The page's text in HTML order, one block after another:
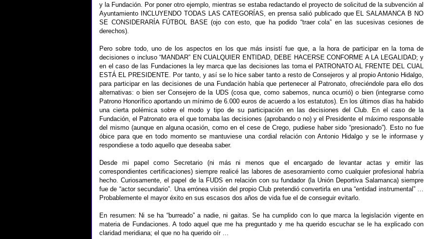
y la Fundación. Por poner otro ejemplo, mientras se estaba redactando el proyecto de solicitud de la subvención al
Ayuntamiento INCLUYENDO TODAS LAS CATEGORÍAS, en prensa salió publicado que EL SALAMANCA B NO
SE CONSIDERARÍA FÚTBOL BASE (ojo con esto, que ha podido “traer cola” en las sucesivas cesiones de
derechos).
Pero sobre todo, uno de los aspectos en los que más insistí fue que, a la hora de participar en la toma de
decisiones o incluso “MANDAR” EN CUALQUIER ENTIDAD, DEBE HACERSE CONFORME A LA LEGALIDAD; y
en el caso de las Fundaciones la ley marca que las decisiones las toma el PATRONATO AL FRENTE DEL CUAL
ESTÁ EL PRESIDENTE. Por tanto, y así se lo hice saber tanto a resto de Consejeros y al propio Antonio Hidalgo,
para participar en las decisiones de una Fundación había que pertenecer al Patronato, ofreciéndole para ello dos
alternativas: o bien ser Consejero de la UDS (cosa que, como sabemos, nunca ocurrió) o bien (integrarse como
Patrono Honorífico aportando un mínimo de 6.000 euros de acuerdo a los estatutos). En los últimos días ha habido
una cierta polémica sobre el modo y tipo de su participación en las decisiones del Club. En el caso de la
Fundación, el Patronato era el que tomaba las decisiones (aprobando o no) y el Presidente el máximo responsable
del mismo (aunque en alguna ocasión, como en el cese de Crego, pudiese haber sido “presionado”). Esto no fue
óbice para que en todo momento se mantuviese una cordial relación con Antonio Hidalgo y se le informase y
respondiese a todo aquello que deseaba saber.
Desde mi papel como Secretario (ni más ni menos que el encargado de levantar actas y emitir las
correspondientes certificaciones) siempre realicé las labores de asesoramiento como cualquier profesional habría
hecho. Curiosamente, el papel de la FUDS en relación con su fundador (la Unión Deportiva Salamanca) siempre
fue de “actor secundario”. Una errónea visión del propio Club pretendió convertirla en una “entidad instrumental” …
Probablemente el mayor éxito en sus escasos dos años de vida fue el de conseguir evitarlo.
En resumen: Ni se ha “burreado” a nadie, ni gaitas. Se ha cumplido con lo que marca la legislación vigente en
materia de Fundaciones. A todo aquel que me ha preguntado y me ha querido escuchar se le ha explicado con
claridad meridiana; el que no ha querido oír …